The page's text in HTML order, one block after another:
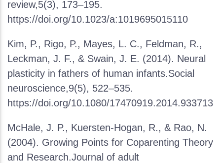
review,5(3), 173–195.
https://doi.org/10.1023/a:1019695015110
Kim, P., Rigo, P., Mayes, L. C., Feldman, R.,
Leckman, J. F., & Swain, J. E. (2014). Neural
plasticity in fathers of human infants.Social
neuroscience,9(5), 522–535.
https://doi.org/10.1080/17470919.2014.933713
McHale, J. P., Kuersten-Hogan, R., & Rao, N.
(2004). Growing Points for Coparenting Theory
and Research.Journal of adult